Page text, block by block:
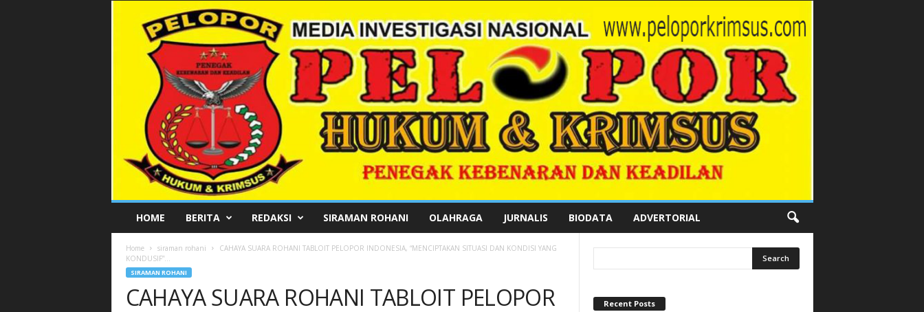
L
HOME BERITA REDAKSI SIRAMAN ROHANI OLAHRAGA JURNALIS BIODATA ADVERTORIAL
Home siraman rohani
CAHAYA SUARA ROHANI TABLOIT PELOPOR INDONESIA, “MENCIPTAKAN SITUASI DAN KONDISI YANG
KONDUSIF”...
SIRAMAN ROHANI
CAHAYA SUARA ROHANI TABLOIT PELOPOR
Recent Posts